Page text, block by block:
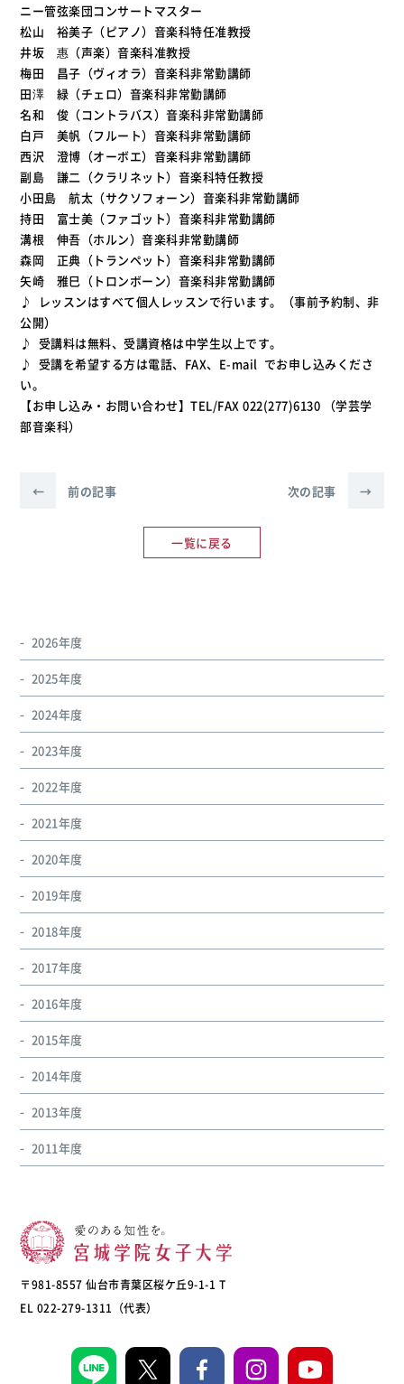
ニー管弦楽団コンサートマスター
松山 裕美子（ピアノ）音楽科特任准教授
井坂 惠（声楽）音楽科准教授
梅田 昌子（ヴィオラ）音楽科非常勤講師
田澤 緑（チェロ）音楽科非常勤講師
名和 俊（コントラバス）音楽科非常勤講師
白戸 美帆（フルート）音楽科非常勤講師
西沢 澄博（オーボエ）音楽科非常勤講師
副島 謙二（クラリネット）音楽科特任教授
小田島 航太（サクソフォーン）音楽科非常勤講師
持田 富士美（ファゴット）音楽科非常勤講師
溝根 伸吾（ホルン）音楽科非常勤講師
森岡 正典（トランペット）音楽科非常勤講師
矢崎 雅巳（トロンボーン）音楽科非常勤講師
♪ レッスンはすべて個人レッスンで行います。（事前予約制、非
公開）
♪ 受講料は無料、受講資格は中学生以上です。
♪ 受講を希望する方は電話、FAX、E-mail でお申し込みくださ
い。
【お申し込み・お問い合わせ】TEL/FAX 022(277)6130 （学芸学
部音楽科）
← 前の記事
一覧に戻る
次の記事 →
2026年度
2025年度
2024年度
2023年度
2022年度
2021年度
2020年度
2019年度
2018年度
2017年度
2016年度
2015年度
2014年度
2013年度
2011年度
〒981-8557 仙台市青葉区桜ケ丘9-1-1 T
EL 022-279-1311（代表）